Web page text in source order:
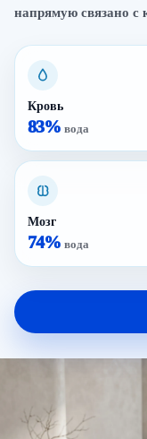
напрямую связано с
Кровь
83% вода
Мозг
74% вода